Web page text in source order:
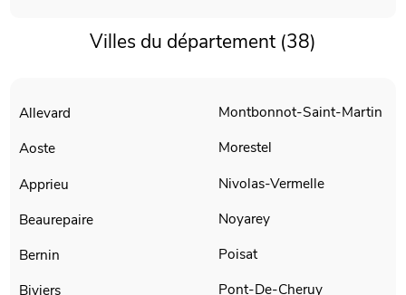
Villes du département (38)
Allevard
Aoste
Apprieu
Beaurepaire
Bernin
Biviers
Montbonnot-Saint-Martin
Morestel
Nivolas-Vermelle
Noyarey
Poisat
Pont-De-Cheruy